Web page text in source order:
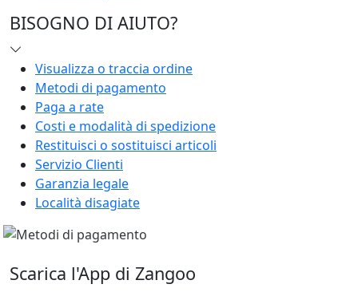
BISOGNO DI AIUTO?
Visualizza o traccia ordine
Metodi di pagamento
Paga a rate
Costi e modalità di spedizione
Restituisci o sostituisci articoli
Servizio Clienti
Garanzia legale
Località disagiate
Scarica l'App di Zangoo